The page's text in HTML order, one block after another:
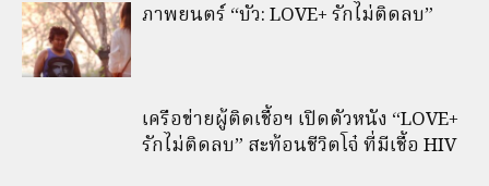
ภาพยนตร์ “บัว: LOVE+ รักไม่ติดลบ”
เครือข่ายผู้ติดเชื้อฯ เปิดตัวหนัง “LOVE+
รักไม่ติดลบ” สะท้อนชีวิตโจ๋ ที่มีเชื้อ HIV